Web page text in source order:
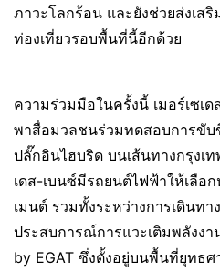
ภาวะโลกร้อน และยังช่วยส่งเส
ท่องเที่ยวรอบพื้นที่นี้อีกด้วย
ความร่วมมือในครั้งนี้ เมอร์เซเ
พาสื่อมวลชนร่วมทดสอบการขับ
ปลั๊กอินไฮบริด บนเส้นทางกรุงเ
เดส-เบนซ์มีรถยนต์ไฟฟ้าให้เลือ
เมนต์ รวมทั้งระหว่างการเดินทา
ประสบการณ์การแวะเติมพลังง
by EGAT ซึ่งตั้งอยู่บนพื้นที่ยุทธ